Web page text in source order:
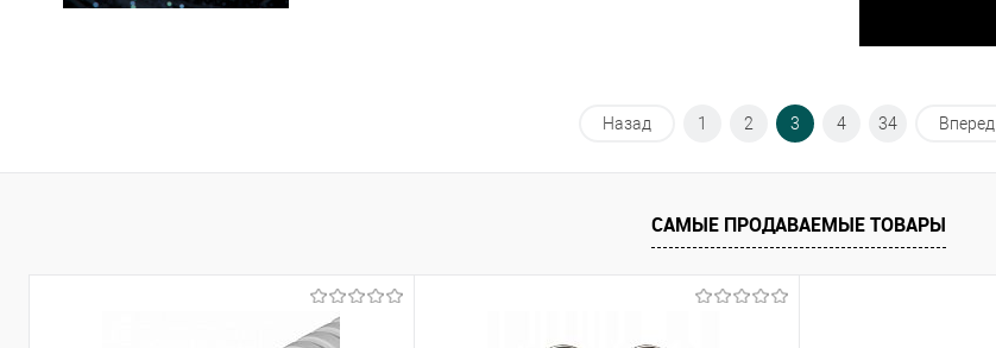
Назад 1 2 3 4 34 Вперед
САМЫЕ ПРОДАВАЕМЫЕ ТОВАРЫ